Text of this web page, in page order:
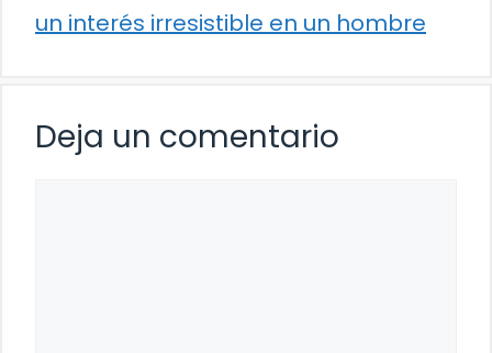
un interés irresistible en un hombre
Deja un comentario